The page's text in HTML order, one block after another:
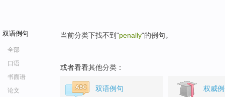
双语例句
全部
口语
书面语
论文
当前分类下找不到"penally"的例句。
或者看看其他分类：
双语例句 权威